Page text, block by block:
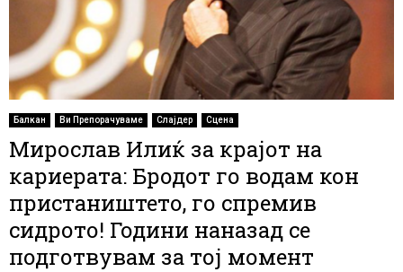
Балкан Ви Препорачуваме Слајдер Сцена
Мирослав Илиќ за крајот на
кариерата: Бродот го водам кон
пристаништето, го спремив
сидрото! Години наназад се
подготвувам за тој момент